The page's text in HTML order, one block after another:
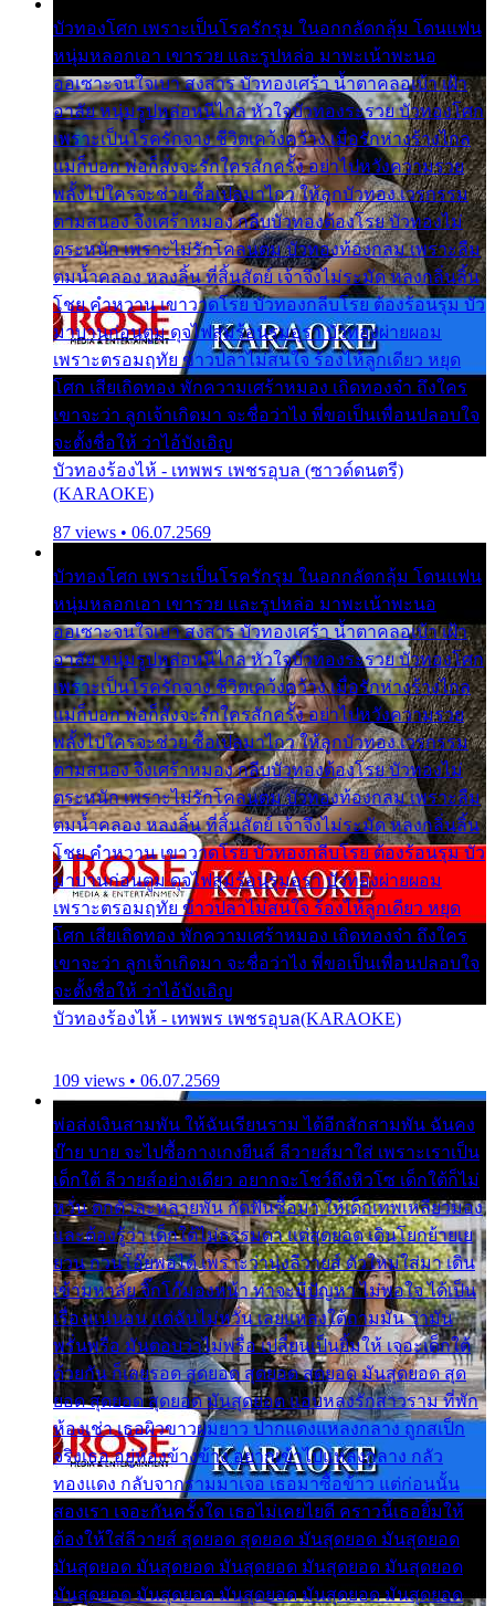
บัวทองโศก เพราะเป็นโรครักรุม ในอกกลัดกลุ้ม โดนแฟน
หนุ่มหลอกเอา เขารวย และรูปหล่อ มาพะเน้าพะนอ
ออเซาะจนใจเบา สงสาร บัวทองเศร้า น้ำตาคลอเบ้า เฝ้า
อาลัย หนุ่มรูปหล่อหนีไกล หัวใจบัวทองระรวย บัวทองโศก
เพราะเป็นโรครักจาง ชีวิตเคว้งคว้าง เมื่อรักห่างร้างไกล
แม่ก็บอก พ่อก็สั่งจะรักใครสักครั้ง อย่าไปหวังความรวย
พลั้งไปใครจะช่วย ซื้อเปลมาไกว ให้ลูกบัวทอง เวรกรรม
ตามสนอง จึงเศร้าหมอง กลีบบัวทองต้องโรย บัวทองไม่
ตระหนัก เพราะไม่รักโคลนตม บัวทองท้องกลม เพราะลืม
ตมน้ำคลอง หลงลิ้น ที่สิ้นสัตย์ เจ้าจึงไม่ระมัด หลงกลิ่นลิ้น
โชย คำหวาน เขาวาดโรย บัวทองกลีบโรย ต้องร้อนรุม บัว
มาบานก่อนตูม ดุจไฟสุมร้อนรุมอุรา บัวทองผ่ายผอม
เพราะตรอมฤทัย ข้าวปลาไม่สนใจ ร้องไห้ลูกเดียว หยุด
โศก เสียเถิดทอง พักความเศร้าหมอง เถิดทองจ๋า ถึงใคร
เขาจะว่า ลูกเจ้าเกิดมา จะชื่อว่าไง พี่ขอเป็นเพื่อนปลอบใจ
จะตั้งชื่อให้ ว่าไอ้บังเอิญ
บัวทองร้องไห้ - เทพพร เพชรอุบล (ซาวด์ดนตรี)
(KARAOKE)
87 views • 06.07.2569
บัวทองโศก เพราะเป็นโรครักรุม ในอกกลัดกลุ้ม โดนแฟน
หนุ่มหลอกเอา เขารวย และรูปหล่อ มาพะเน้าพะนอ
ออเซาะจนใจเบา สงสาร บัวทองเศร้า น้ำตาคลอเบ้า เฝ้า
อาลัย หนุ่มรูปหล่อหนีไกล หัวใจบัวทองระรวย บัวทองโศก
เพราะเป็นโรครักจาง ชีวิตเคว้งคว้าง เมื่อรักห่างร้างไกล
แม่ก็บอก พ่อก็สั่งจะรักใครสักครั้ง อย่าไปหวังความรวย
พลั้งไปใครจะช่วย ซื้อเปลมาไกว ให้ลูกบัวทอง เวรกรรม
ตามสนอง จึงเศร้าหมอง กลีบบัวทองต้องโรย บัวทองไม่
ตระหนัก เพราะไม่รักโคลนตม บัวทองท้องกลม เพราะลืม
ตมน้ำคลอง หลงลิ้น ที่สิ้นสัตย์ เจ้าจึงไม่ระมัด หลงกลิ่นลิ้น
โชย คำหวาน เขาวาดโรย บัวทองกลีบโรย ต้องร้อนรุม บัว
มาบานก่อนตูม ดุจไฟสุมร้อนรุมอุรา บัวทองผ่ายผอม
เพราะตรอมฤทัย ข้าวปลาไม่สนใจ ร้องไห้ลูกเดียว หยุด
โศก เสียเถิดทอง พักความเศร้าหมอง เถิดทองจ๋า ถึงใคร
เขาจะว่า ลูกเจ้าเกิดมา จะชื่อว่าไง พี่ขอเป็นเพื่อนปลอบใจ
จะตั้งชื่อให้ ว่าไอ้บังเอิญ
บัวทองร้องไห้ - เทพพร เพชรอุบล(KARAOKE)
109 views • 06.07.2569
พ่อส่งเงินสามพัน ให้ฉันเรียนราม ได้อีกสักสามพัน ฉันคง
บ๊าย บาย จะไปซื้อกางเกงยีนส์ ลีวายส์มาใส่ เพราะเราเป็น
เด็กใต้ ลีวายส์อย่างเดียว อยากจะโชว์ถึงหิวโซ เด็กใต้ก็ไม่
หวั่น ตกตัวละหลายพัน กัดฟันซื้อมา ให้เด็กเทพเหลียวมอง
และต้องรู้ว่า เด็กใต้ไม่ธรรมดา แต่สุดยอด เดินโยกย้ายเย
ยวน กวนโอ๊ยพอได้ เพราะว่านุ่งลีวายส์ ตัวใหม่ใส่มา เดิน
เข้ามหาลัย จิ๊กโก๊มองหน้า ท่าจะมีปัญหา ไม่พอใจ ได้เป็น
เรื่องแน่นอน แต่ฉันไม่หวั่น เลยแหลงใต้ถามมัน ว่ามัน
พรั่นพรือ มันตอบว่าไม่พรื่อ เปลี่ยนเป็นยิ้มให้ เจอะเด็กใต้
ด้วยกัน ก็เลยรอด สุดยอด สุดยอด สุดยอด มันสุดยอด สุด
ยอด สุดยอด สุดยอด มันสุดยอด แอบหลงรักสาวราม ที่พัก
ห้องเช่า เธอผิวขาวผมยาว ปากแดงแหลงกลาง ถูกสเป็ก
จริงเธอ อยู่ห้องข้างข้าง อยากเข้าไปแหลงกลาง กลัว
ทองแดง กลับจากรามมาเจอ เธอมาซื้อข้าว แต่ก่อนนั้น
สองเรา เจอะกันครั้งใด เธอไม่เคยไยดี คราวนี้เธอยิ้มให้
ต้องให้ใส่ลีวายส์ สุดยอด สุดยอด มันสุดยอด มันสุดยอด
มันสุดยอด มันสุดยอด มันสุดยอด มันสุดยอด มันสุดยอด
มันสุดยอด มันสุดยอด มันสุดยอด มันสุดยอด มันสุดยอด